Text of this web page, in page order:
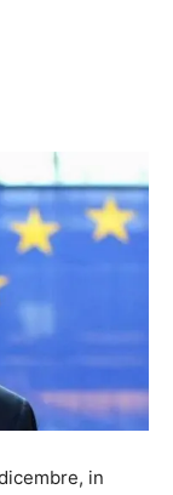
in